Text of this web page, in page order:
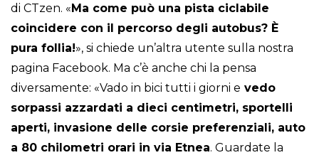
di CTzen. «Ma come può una pista ciclabile
coincidere con il percorso degli autobus? È
pura follia!», si chiede un’altra utente sulla nostra
pagina Facebook. Ma c’è anche chi la pensa
diversamente: «Vado in bici tutti i giorni e vedo
sorpassi azzardati a dieci centimetri, sportelli
aperti, invasione delle corsie preferenziali, auto
a 80 chilometri orari in via Etnea. Guardate la